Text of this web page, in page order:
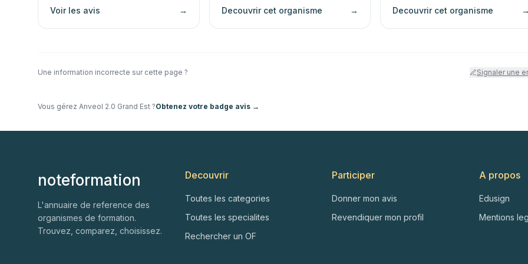
Voir les avis → Decouvrir cet organisme → Decouvrir cet organisme →
Une information incorrecte sur cette page ? Signaler une
Vous gérez Anveol 2.0 Grand Est ?Obtenez votre badge avis →
noteformation
L'annuaire de reference des
organismes de formation.
Trouvez, comparez, choisissez.
Decouvrir
Toutes les categories
Toutes les specialites
Rechercher un OF
Participer
Donner mon avis
Revendiquer mon profil
A propos
Edusign
Mentions